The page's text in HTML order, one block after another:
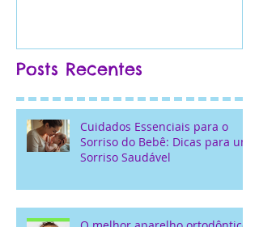
Posts Recentes
Cuidados Essenciais para o
Sorriso do Bebê: Dicas para um
Sorriso Saudável